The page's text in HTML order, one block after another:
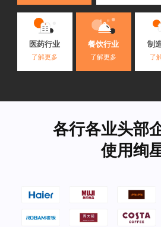
医药行业
了解更多
餐饮行业
了解更多
制
了
各行各业头部
使用绚